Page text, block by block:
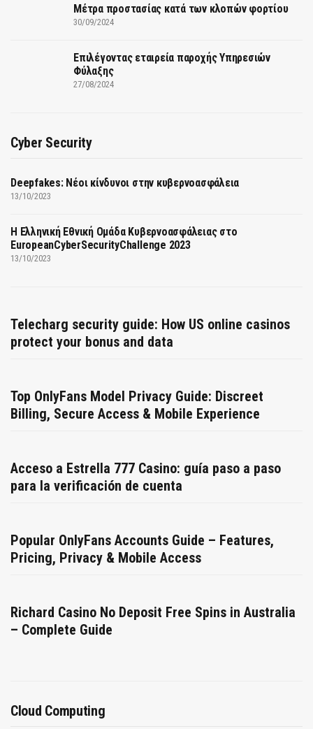
Μέτρα προστασίας κατά των κλοπών φορτίου
30/09/2024
Επιλέγοντας εταιρεία παροχής Υπηρεσιών
Φύλαξης
27/08/2024
Cyber Security
Deepfakes: Νέοι κίνδυνοι στην κυβερνοασφάλεια
13/10/2023
Η Ελληνική Εθνική Ομάδα Κυβερνοασφάλειας στο
EuropeanCyberSecurityChallenge 2023
13/10/2023
Telecharg security guide: How US online casinos
protect your bonus and data
Top OnlyFans Model Privacy Guide: Discreet
Billing, Secure Access & Mobile Experience
Acceso a Estrella 777 Casino: guía paso a paso
para la verificación de cuenta
Popular OnlyFans Accounts Guide – Features,
Pricing, Privacy & Mobile Access
Richard Casino No Deposit Free Spins in Australia
– Complete Guide
Cloud Computing